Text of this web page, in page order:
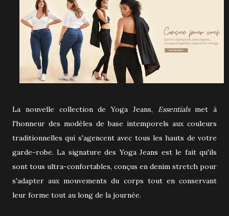
La nouvelle collection de Yoga Jeans, Essentialsmet à
l'honneur des modèles de base intemporels aux couleurs
traditionnelles qui s'agencent avec tous les hauts de votre
garde-robe. La signature des Yoga Jeans est le fait qu'ils
sont tous ultra-confortables, conçus en denim stretch pour
s'adapter aux mouvements du corps tout en conservant
leur forme tout au long de la journée.